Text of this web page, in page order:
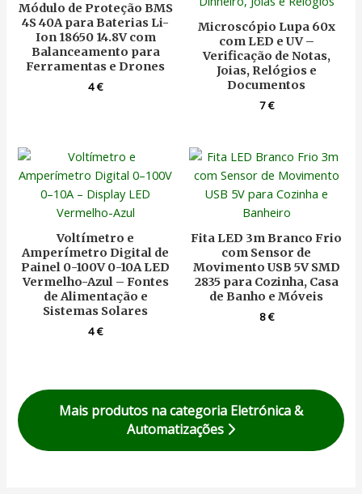
Módulo de Proteção BMS
4S 40A para Baterias Li-
Ion 18650 14.8V com
Balanceamento para
Ferramentas e Drones
4€
Microscópio Lupa 60x
com LED e UV –
Verificação de Notas,
Joias, Relógios e
Documentos
7€
Voltímetro e
Amperímetro Digital de
Painel 0-100V 0-10A LED
Vermelho-Azul – Fontes
de Alimentação e
Sistemas Solares
4€
Fita LED 3m Branco Frio
com Sensor de
Movimento USB 5V SMD
2835 para Cozinha, Casa
de Banho e Móveis
8€
Mais produtos na categoria Eletrónica &
Automatizações